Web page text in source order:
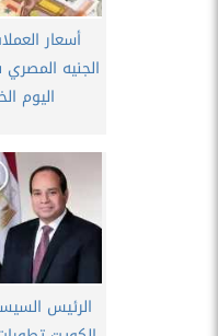
أسعار
الجنيه
اليوم
الرئيس